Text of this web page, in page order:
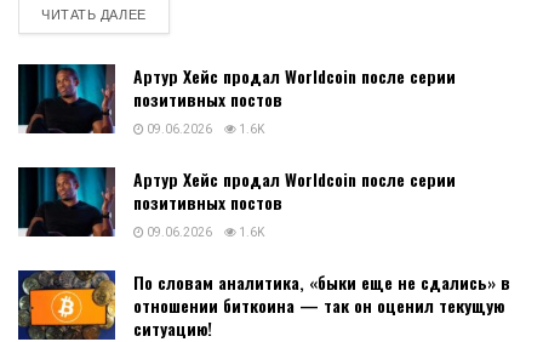
ЧИТАТЬ ДАЛЕЕDETAILS
Артур Хейс продал Worldcoin после серии
позитивных постов
09.06.2026 1.6K
Артур Хейс продал Worldcoin после серии
позитивных постов
09.06.2026 1.6K
По словам аналитика, «быки еще не сдались» в
отношении биткоина — так он оценил текущую
ситуацию!